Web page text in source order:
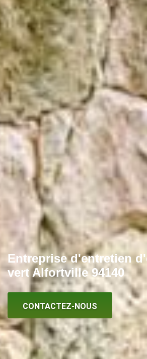
Entreprise d'entretien
vert Alfortville 94140
CONTACTEZ-NOUS